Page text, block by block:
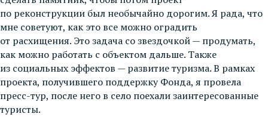
по реконструкции был необычайно дорогим. Я рада, что
мне советуют, как это все можно оградить
от расхищения. Это задача со звездочкой — продумать,
как можно работать с объектом дальше. Также
из социальных эффектов — развитие туризма. В рамках
проекта, получившего поддержку Фонда, я провела
пресс-тур, после него в село поехали заинтересованные
туристы.